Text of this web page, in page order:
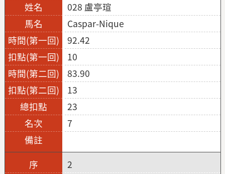
028 盧亭瑄
Caspar-Nique
92.42
10
83.90
13
23
7
2